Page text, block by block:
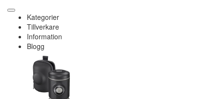
Kategorier
Tillverkare
Information
Blogg